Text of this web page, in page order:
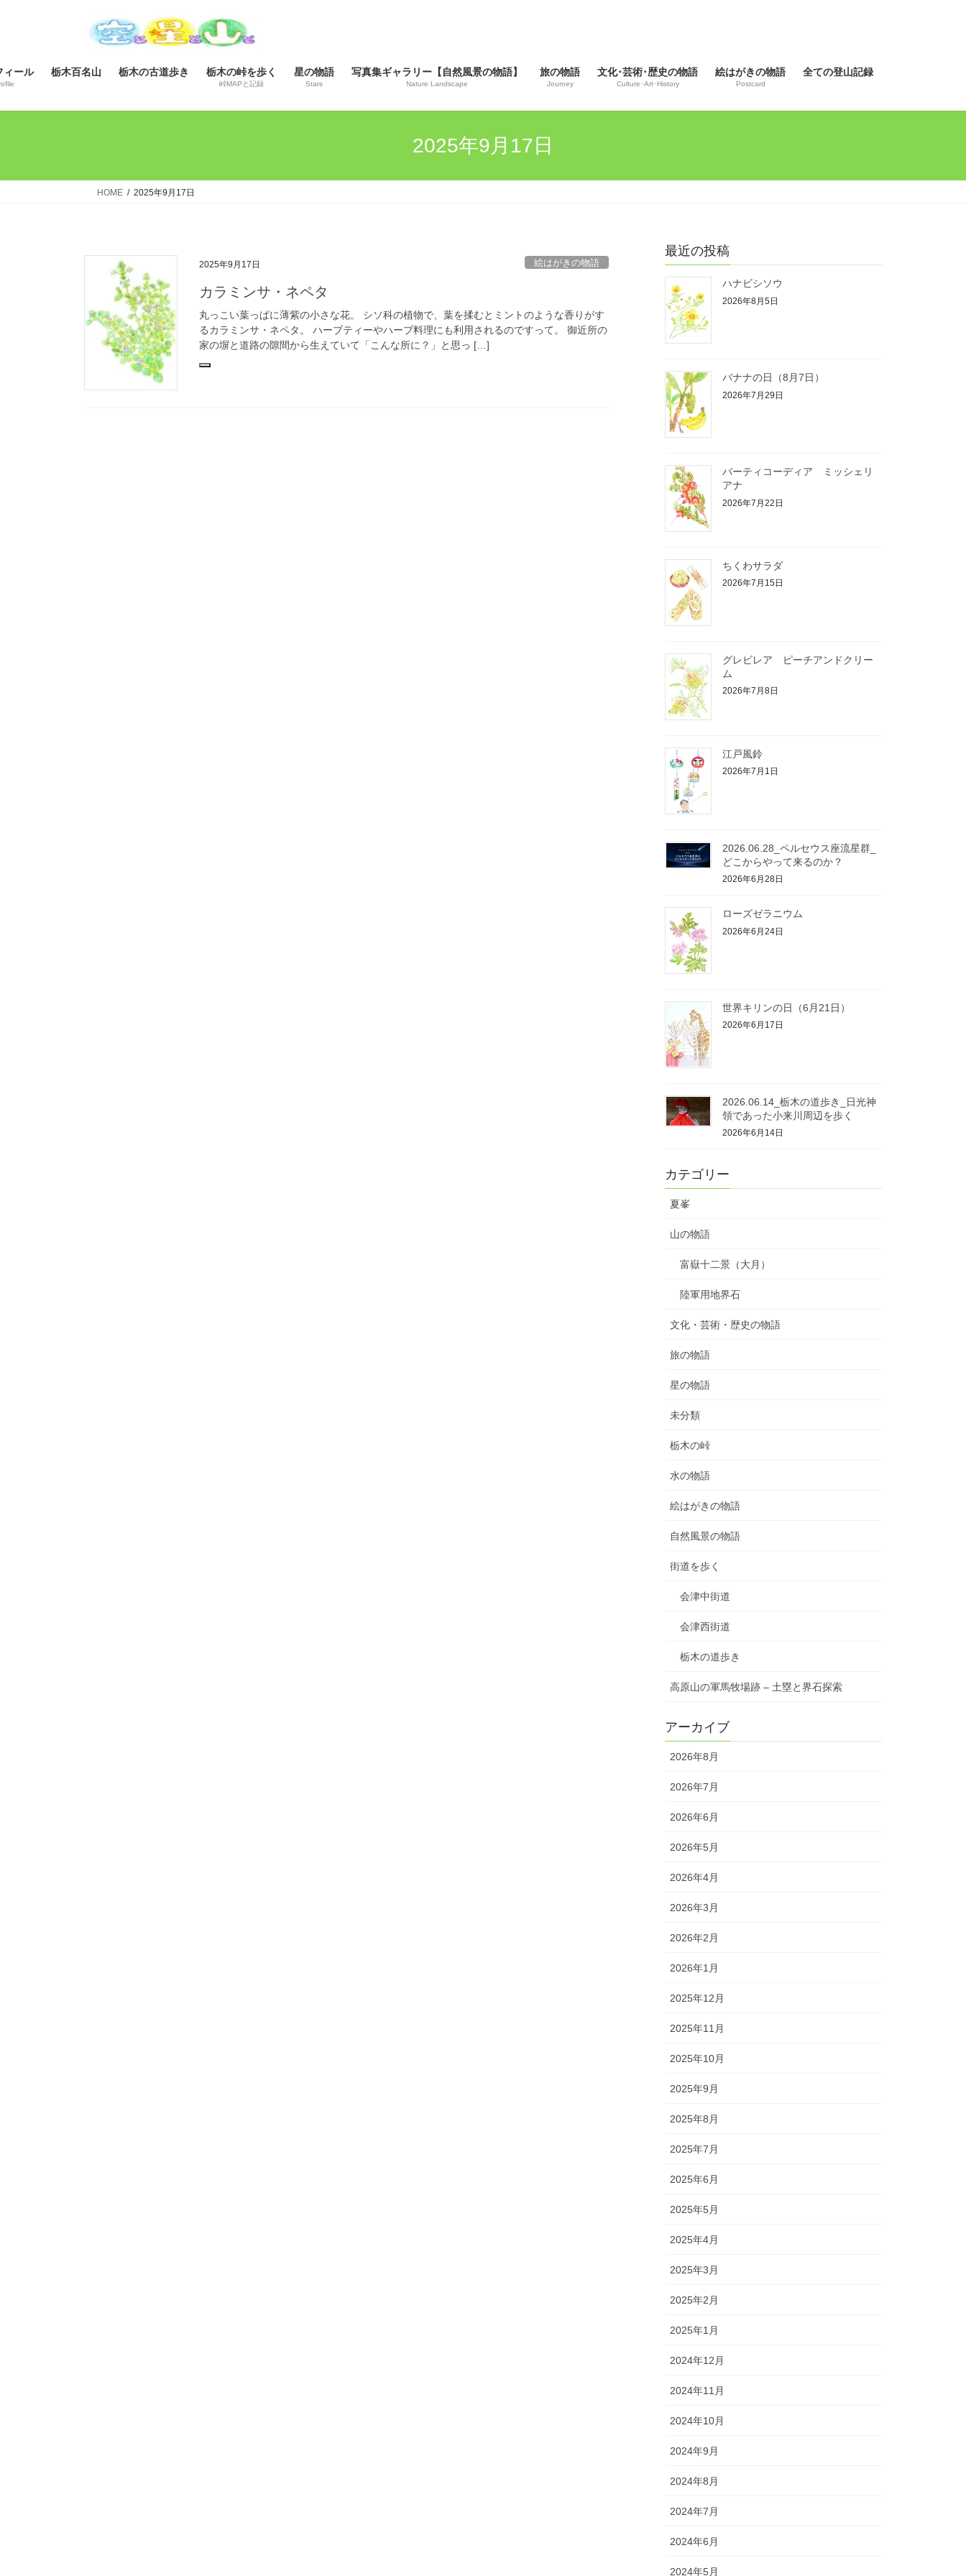
ツ
ス
シ
ン
ィール 栃木百名山 栃木の古道歩き 栃木の峠を歩く
峠MAPと記録
星の物語
Stars
写真集ギャラリー【自然風景の物語】
Nature Landscape
旅の物語
Journey
文化･芸術･歴史の物語
Culture･Art･History
絵はがきの物語
Postcard
全ての登山記録
2025年9月17日
HOME 2025年9月17日
2025年9月17日 絵はがきの物語
カラミンサ・ネペタ
丸っこい葉っぱに薄紫の小さな花。 シソ科の植物で、葉を揉むとミントのような香りがす
るカラミンサ・ネペタ。 ハーブティーやハーブ料理にも利用されるのですって。 御近所の
家の塀と道路の隙間から生えていて「こんな所に？」と思っ […]
最近の投稿
ハナビシソウ
2026年8月5日
バナナの日（8月7日）
2026年7月29日
バーティコーディア ミッシェリ
アナ
2026年7月22日
ちくわサラダ
2026年7月15日
グレビレア ピーチアンドクリー
ム
2026年7月8日
江戸風鈴
2026年7月1日
2026.06.28_ペルセウス座流星群_
どこからやって来るのか？
2026年6月28日
ローズゼラニウム
2026年6月24日
世界キリンの日（6月21日）
2026年6月17日
2026.06.14_栃木の道歩き_日光神
領であった小来川周辺を歩く
2026年6月14日
カテゴリー
夏峯
山の物語
富嶽十二景（大月）
陸軍用地界石
文化・芸術・歴史の物語
旅の物語
星の物語
未分類
栃木の峠
水の物語
絵はがきの物語
自然風景の物語
街道を歩く
会津中街道
会津西街道
栃木の道歩き
高原山の軍馬牧場跡 – 土塁と界石探索
アーカイブ
2026年8月
2026年7月
2026年6月
2026年5月
2026年4月
2026年3月
2026年2月
2026年1月
2025年12月
2025年11月
2025年10月
2025年9月
2025年8月
2025年7月
2025年6月
2025年5月
2025年4月
2025年3月
2025年2月
2025年1月
2024年12月
2024年11月
2024年10月
2024年9月
2024年8月
2024年7月
2024年6月
2024年5月